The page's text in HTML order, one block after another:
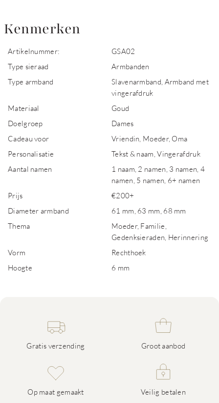
Kenmerken
Artikelnummer:
GSA02
Type sieraad
Armbanden
Type armband
Slavenarmband, Armband met
vingerafdruk
Materiaal
Goud
Doelgroep
Dames
Cadeau voor
Vriendin, Moeder, Oma
Personalisatie
Tekst & naam, Vingerafdruk
Aantal namen
1 naam, 2 namen, 3 namen, 4
namen, 5 namen, 6+ namen
Prijs
€200+
Diameter armband
61 mm, 63 mm, 68 mm
Thema
Moeder, Familie,
Gedenksieraden, Herinnering
Vorm
Rechthoek
Hoogte
6 mm
Gratis verzending Groot aanbod
Op maat gemaakt Veilig betalen